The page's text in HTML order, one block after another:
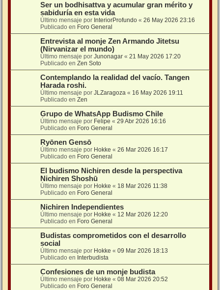
Ser un bodhisattva y acumular gran mérito y
sabiduría en esta vida
Último mensaje por InteriorProfundo « 26 May 2026 23:16
Publicado en Foro General
Entrevista al monje Zen Armando Jitetsu
(Nirvanizar el mundo)
Último mensaje por Junonagar « 21 May 2026 17:20
Publicado en Zen Soto
Contemplando la realidad del vacío. Tangen
Harada roshi.
Último mensaje por JLZaragoza « 16 May 2026 19:11
Publicado en Zen
Grupo de WhatsApp Budismo Chile
Último mensaje por Felipe « 29 Abr 2026 16:16
Publicado en Foro General
Ryōnen Gensō
Último mensaje por Hokke « 26 Mar 2026 16:17
Publicado en Foro General
El budismo Nichiren desde la perspectiva
Nichiren Shoshū
Último mensaje por Hokke « 18 Mar 2026 11:38
Publicado en Foro General
Nichiren Independientes
Último mensaje por Hokke « 12 Mar 2026 12:20
Publicado en Foro General
Budistas comprometidos con el desarrollo
social
Último mensaje por Hokke « 09 Mar 2026 18:13
Publicado en Interbudista
Confesiones de un monje budista
Último mensaje por Hokke « 08 Mar 2026 20:52
Publicado en Foro General